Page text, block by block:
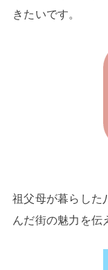
きたいです。
祖父母が暮らした
んだ街の魅力を伝